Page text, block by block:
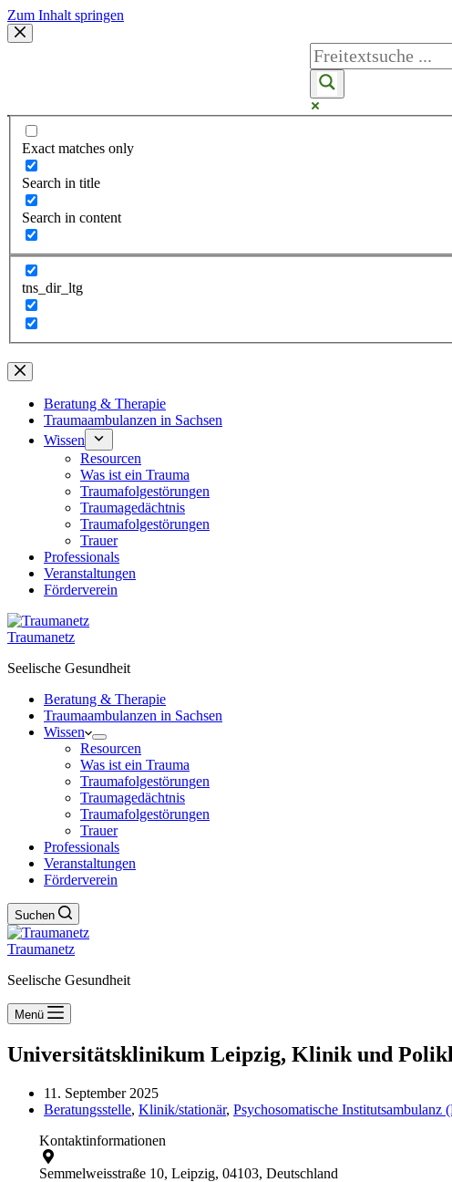
Zum Inhalt springen
Exact matches only
Search in title
Search in content
tns_dir_ltg
Beratung & Therapie
Traumaambulanzen in Sachsen
Wissen
Resourcen
Was ist ein Trauma
Traumafolgestörungen
Traumagedächtnis
Traumafolgestörungen
Trauer
Professionals
Veranstaltungen
Förderverein
Traumanetz
Seelische Gesundheit
Beratung & Therapie
Traumaambulanzen in Sachsen
Wissen
Resourcen
Was ist ein Trauma
Traumafolgestörungen
Traumagedächtnis
Traumafolgestörungen
Trauer
Professionals
Veranstaltungen
Förderverein
Suchen
Traumanetz
Seelische Gesundheit
Menü
Universitätsklinikum Leipzig, Klinik und
11. September 2025
Beratungsstelle, Klinik/stationär, Psychosomatische Institutsambulanz
Kontaktinformationen
Semmelweisstraße 10, Leipzig, 04103, Deutschland